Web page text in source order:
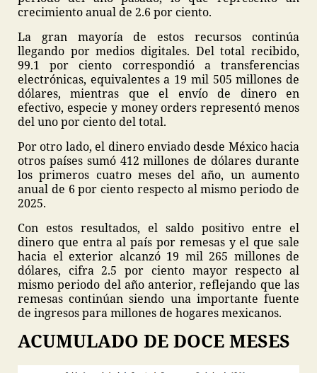
crecimiento anual de 2.6 por ciento.
La gran mayoría de estos recursos continúa
llegando por medios digitales. Del total recibido,
99.1 por ciento correspondió a transferencias
electrónicas, equivalentes a 19 mil 505 millones de
dólares, mientras que el envío de dinero en
efectivo, especie y money orders representó menos
del uno por ciento del total.
Por otro lado, el dinero enviado desde México hacia
otros países sumó 412 millones de dólares durante
los primeros cuatro meses del año, un aumento
anual de 6 por ciento respecto al mismo periodo de
2025.
Con estos resultados, el saldo positivo entre el
dinero que entra al país por remesas y el que sale
hacia el exterior alcanzó 19 mil 265 millones de
dólares, cifra 2.5 por ciento mayor respecto al
mismo periodo del año anterior, reflejando que las
remesas continúan siendo una importante fuente
de ingresos para millones de hogares mexicanos.
ACUMULADO DE DOCE MESES